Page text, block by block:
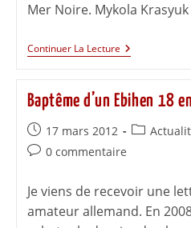
Mer Noire. Mykola
Continuer La Lecture
Baptême d’un Ebihen 18
17 mars 2012
0 commentaire
Je viens de recevoir une
amateur allemand. En